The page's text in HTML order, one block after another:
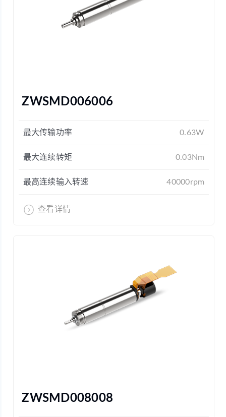
ZWSMD006006
最大传输功率 0.63W
最大连续转矩 0.03Nm
最高连续输入转速 40000rpm
查看详情
ZWSMD008008